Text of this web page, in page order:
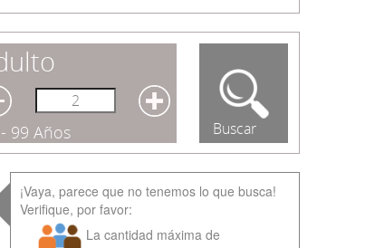
99 Años Buscar
¡Vaya, parece que no tenemos lo que busca!
Verifique, por favor:
La cantidad máxima de